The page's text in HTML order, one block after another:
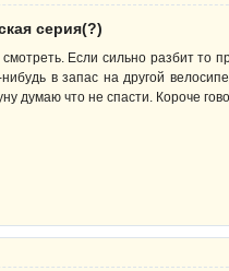
серия(?)
Если сильно разбит то
в запас на другой
думаю что не спасти. Короче